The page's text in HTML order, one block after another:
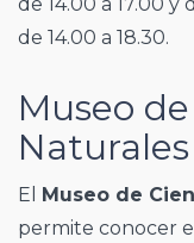
de 14.00 a 18.30.
Museo
El Museo de
permite conocer el